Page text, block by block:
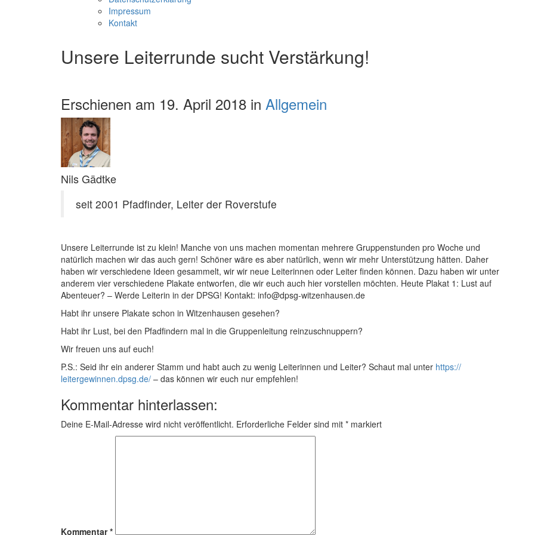
Impressum
Kontakt
Unsere Leiterrunde sucht Verstärkung!
Erschienen am 19. April 2018 in Allgemein
Nils Gädtke
seit 2001 Pfadfinder, Leiter der Roverstufe
Unsere Leiterrunde ist zu klein! Manche von uns machen momentan mehrere Gruppenstunden pro Woche und
natürlich machen wir das auch gern! Schöner wäre es aber natürlich, wenn wir mehr Unterstützung hätten. Daher
haben wir verschiedene Ideen gesammelt, wir wir neue Leiterinnen oder Leiter finden können. Dazu haben wir unter
anderem vier verschiedene Plakate entworfen, die wir euch auch hier vorstellen möchten. Heute Plakat 1: Lust auf
Abenteuer? – Werde Leiterin in der DPSG! Kontakt: info@dpsg-witzenhausen.de
Habt ihr unsere Plakate schon in Witzenhausen gesehen?
Habt ihr Lust, bei den Pfadfindern mal in die Gruppenleitung reinzuschnuppern?
Wir freuen uns auf euch!
P.S.: Seid ihr ein anderer Stamm und habt auch zu wenig Leiterinnen und Leiter? Schaut mal unter https://
leitergewinnen.dpsg.de/ – das können wir euch nur empfehlen!
Kommentar hinterlassen:
Deine E-Mail-Adresse wird nicht veröffentlicht. Erforderliche Felder sind mit * markiert
Kommentar*